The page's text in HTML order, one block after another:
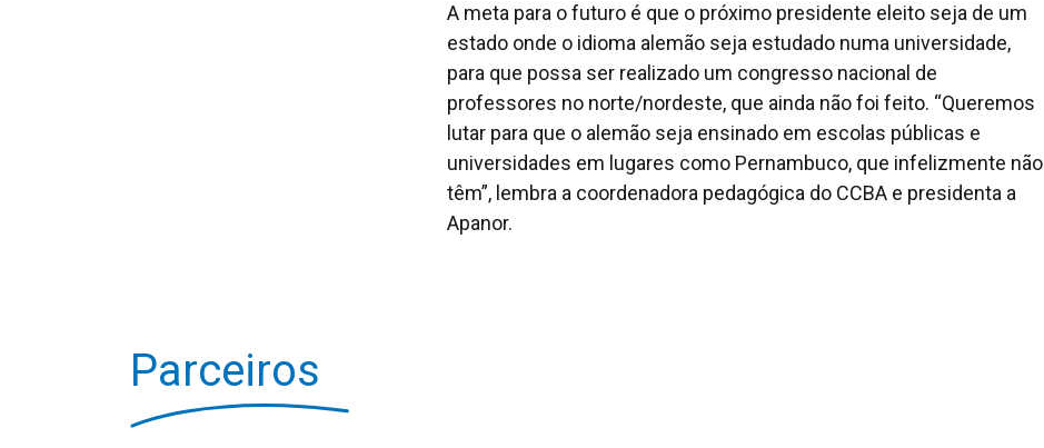
A meta para o futuro é que o próximo presidente eleito seja de um
estado onde o idioma alemão seja estudado numa universidade,
para que possa ser realizado um congresso nacional de
professores no norte/nordeste, que ainda não foi feito. “Queremos
lutar para que o alemão seja ensinado em escolas públicas e
universidades em lugares como Pernambuco, que infelizmente não
têm”, lembra a coordenadora pedagógica do CCBA e presidenta a
Apanor.
Parceiros